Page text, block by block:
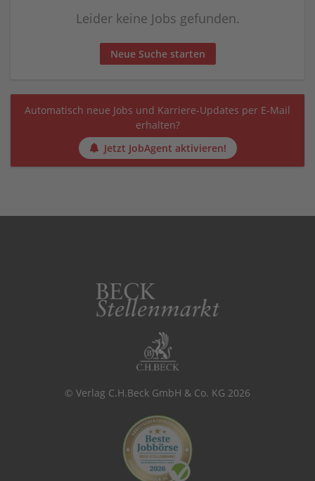
Leider keine Jobs gefunden.
Neue Suche starten
Automatisch neue Jobs und Karriere-Updates per E-Mail
erhalten?
Jetzt JobAgent aktivieren!
© Verlag C.H.Beck GmbH & Co. KG 2026